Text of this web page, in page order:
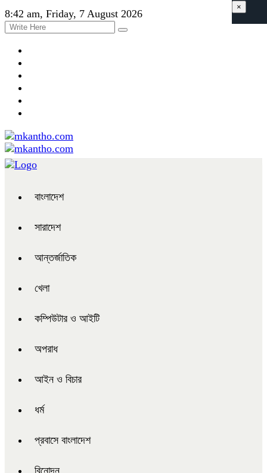
8:42 am, Friday, 7 August 2026
বাংলাদেশ
সারাদেশ
আন্তর্জাতিক
খেলা
কম্পিউটার ও আইটি
অপরাধ
আইন ও বিচার
ধর্ম
প্রবাসে বাংলাদেশ
বিনোদন
×